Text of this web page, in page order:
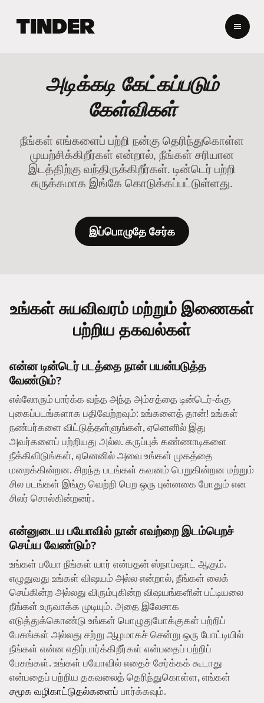
ம்
அடிக்கடி கேட்கப்படும்
கேள்விகள்
நீங்கள் எங்களைப் பற்றி நன்கு தெரிந்துகொள்ள
முயற்சிக்கிறீர்கள் என்றால், நீங்கள் சரியான
இடத்திற்கு வந்திருக்கிறீர்கள். டின்டெர் பற்றி
சுருக்கமாக இங்கே கொடுக்கப்பட்டுள்ளது.
இப்பொழுதே சேர்க
உங்கள் சுயவிவரம் மற்றும் இணைகள்
பற்றிய தகவல்கள்
என்ன டின்டெர் படத்தை நான் பயன்படுத்த
வேண்டும்?
எல்லோரும் பார்க்க வந்த அந்த அம்சத்தை டின்டெர்-க்கு
புகைப்படங்களாக பதிவேற்றவும்: உங்களைத் தான்! உங்கள்
நண்பர்களை விட்டுத்தள்ளுங்கள், ஏனெனில் இது
அவர்களைப் பற்றியது அல்ல. கருப்புக் கண்ணாடிகளை
நீக்கிவிடுங்கள், ஏனெனில் அவை உங்கள் முகத்தை
மறைக்கின்றன. சிறந்த படங்கள் கவனம் பெறுகின்றன மற்றும்
சில படங்கள் இங்கு வெற்றி பெற ஒரு புன்னகை போதும் என
சிலர் சொல்கின்றனர்.
என்னுடைய பயோவில் நான் எவற்றை இடம்பெறச்
செய்ய வேண்டும்?
உங்கள் பயோ நீங்கள் யார் என்பதன் ஸ்நாப்ஷாட் ஆகும்.
எழுதுவது உங்கள் விஷயம் அல்ல என்றால், நீங்கள் லைக்
செய்கின்ற அல்லது விரும்புகின்ற விஷயங்களின் பட்டியலை
நீங்கள் உருவாக்க முடியும். அதை இலேசாக
எடுத்துக்கொண்டு உங்கள் பொழுதுபோக்குகள் பற்றிப்
பேசுங்கள் அல்லது சற்று ஆழமாகச் சென்று ஒரு போட்டியில்
நீங்கள் என்ன எதிர்பார்க்கிறீர்கள் என்பதைப் பற்றிப்
பேசுங்கள். உங்கள் பயோவில் எதைச் சேர்க்கக் கூடாது
என்பதைப் பற்றிய தகவலைத் தெரிந்துகொள்ள, எங்கள்
சமூக வழிகாட்டுதல்களைப் பார்க்கவும்.